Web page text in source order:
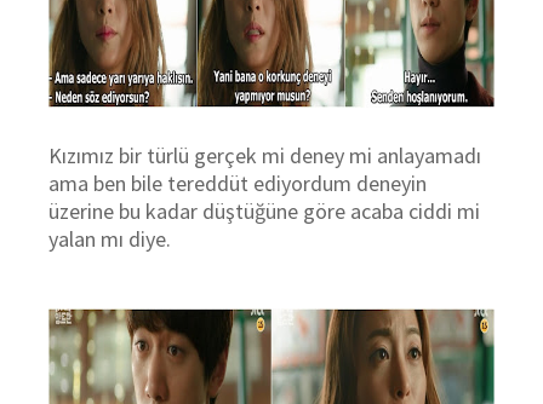
Kızımız bir türlü gerçek mi deney mi anlayamadı
ama ben bile tereddüt ediyordum deneyin
üzerine bu kadar düştüğüne göre acaba ciddi mi
yalan mı diye.